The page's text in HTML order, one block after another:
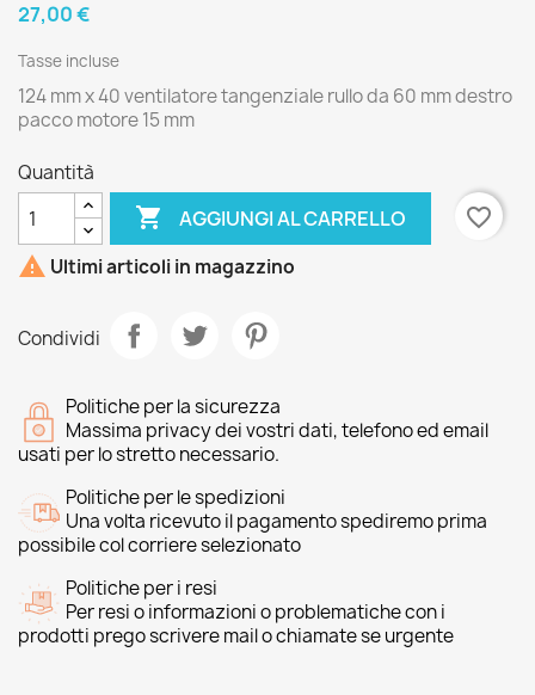
27,00 €
Tasse incluse
124 mm x 40 ventilatore tangenziale rullo da 60 mm destro
pacco motore 15 mm
Quantità
 AGGIUNGI AL CARRELLO
favorite_border
 Ultimi articoli in magazzino
Condividi
Politiche per la sicurezza
Massima privacy dei vostri dati, telefono ed email
usati per lo stretto necessario.
Politiche per le spedizioni
Una volta ricevuto il pagamento spediremo prima
possibile col corriere selezionato
Politiche per i resi
Per resi o informazioni o problematiche con i
prodotti prego scrivere mail o chiamate se urgente